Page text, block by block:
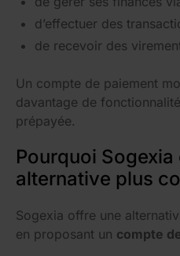
d’effectuer des
de recevoir des
Un compte de paiement
davantage de
prépayée.
Pourquoi
alternative plus
Sogexia offre une
en proposant un compte